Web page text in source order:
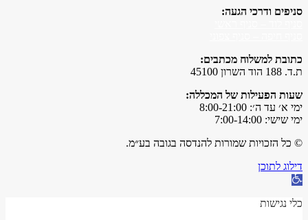
סניפים ודרכי הגעה:
כתובת למשלוח מכתבים:
ת.ד. 188 הוד השרון 45100
שעות הפעילות של המכללה:
ימי א׳ עד ה׳: 8:00-21:00
ימי שישי: 7:00-14:00
© כל הזכויות שמורות להנדסה בגובה בע״מ.
דילוג לתוכן
פתח
נגישות
כלי נגישות